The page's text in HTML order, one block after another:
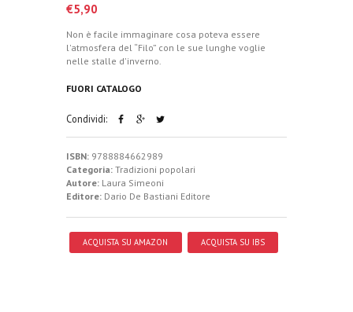
€5,90
Non è facile immaginare cosa poteva essere
l'atmosfera del “Filo” con le sue lunghe voglie
nelle stalle d'inverno.
FUORI CATALOGO
Condividi:
ISBN: 9788884662989
Categoria: Tradizioni popolari
Autore: Laura Simeoni
Editore: Dario De Bastiani Editore
ACQUISTA SU AMAZON ACQUISTA SU IBS